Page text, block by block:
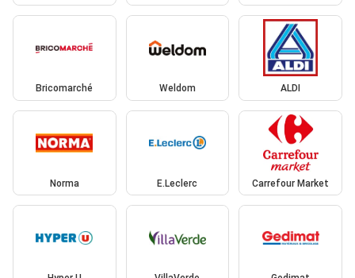
Bricomarché Weldom ALDI
Norma E.Leclerc Carrefour Market